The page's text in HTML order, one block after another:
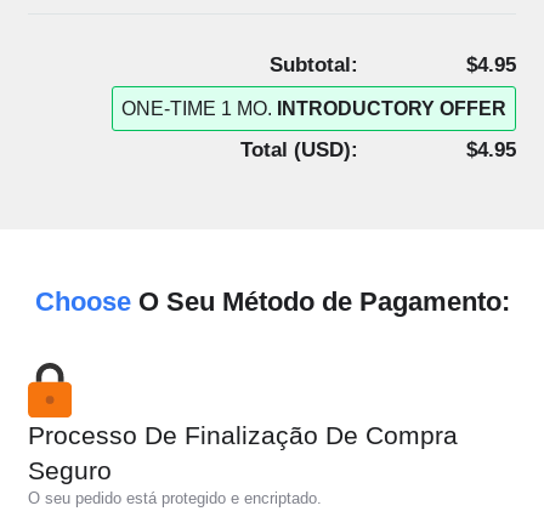
Subtotal: $4.95
ONE-TIME 1 MO. INTRODUCTORY OFFER
Total (USD): $4.95
ChooseO Seu Método de Pagamento:
Processo De Finalização De Compra
Seguro
O seu pedido está protegido e encriptado.